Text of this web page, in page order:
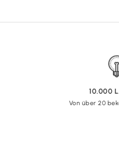
10.000
Von über 20